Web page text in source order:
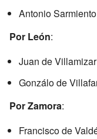
Antonio Sarmiento
Por León:
Juan de Villamizar
Gonzálo de
Por Zamora:
Francisco de